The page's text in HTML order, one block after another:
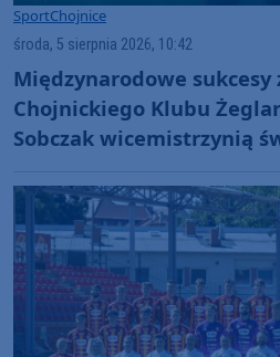
SportChojnice
środa, 5 sierpnia 2026, 10:42
Międzynarodowe sukcesy
Chojnickiego Klubu
Sobczak wicemistrzynią
wynik"